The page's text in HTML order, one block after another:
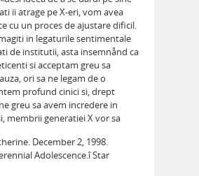
ii atrage pe X-eri, vom avea
cu un proces de ajustare dificil.
in legaturile sentimentale
de institutii, asta insemnånd ca
si acceptam greu sa
ori sa ne legam de o
profund cinici si, drept
greu sa avem incredere in
membrii generatiei X vor sa
December 2, 1998.
Adolescence.î Star